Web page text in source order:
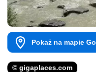
Pokaż na mapie
© gigaplaces.com